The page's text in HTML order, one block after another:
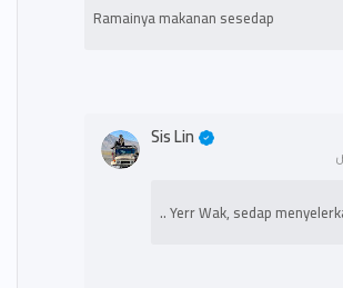
Ramainya makanan sesedap
Sis Lin
Yerr Wak, sedap